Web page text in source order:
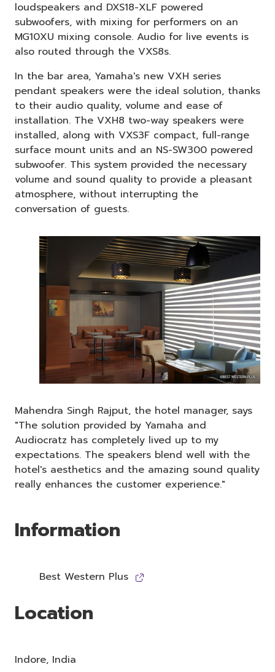
loudspeakers and DXS18-XLF powered
subwoofers, with mixing for performers on an
MG10XU mixing console. Audio for live events is
also routed through the VXS8s.
In the bar area, Yamaha's new VXH series
pendant speakers were the ideal solution, thanks
to their audio quality, volume and ease of
installation. The VXH8 two-way speakers were
installed, along with VXS3F compact, full-range
surface mount units and an NS-SW300 powered
subwoofer. This system provided the necessary
volume and sound quality to provide a pleasant
atmosphere, without interrupting the
conversation of guests.
Mahendra Singh Rajput, the hotel manager, says
"The solution provided by Yamaha and
Audiocratz has completely lived up to my
expectations. The speakers blend well with the
hotel's aesthetics and the amazing sound quality
really enhances the customer experience."
Information
Best Western Plus
Location
Indore, India